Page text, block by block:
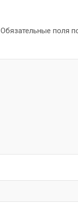
Обязательные поля